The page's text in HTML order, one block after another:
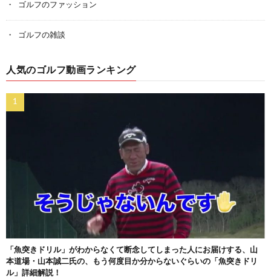
ゴルフのファッション
ゴルフの雑談
人気のゴルフ動画ランキング
「魚突きドリル」がわからなくて断念してしまった人にお届けする、山
本道場・山本誠二氏の、もう何度目か分からないぐらいの「魚突きドリ
ル」詳細解説！